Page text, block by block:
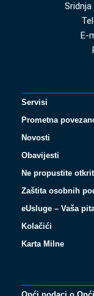
E-
Servisi
Prometna
Novosti
Obavijesti
Ne propustite
Zaštita osobnih
eUsluge – Vaša
Kolačići
Karta Milne